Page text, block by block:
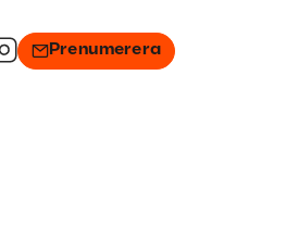
Prenumerera